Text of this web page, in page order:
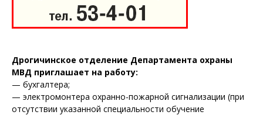
Дрогичинское отделение Департамента охраны
МВД приглашает на работу:
— бухгалтера;
— электромонтера охранно-пожарной сигнализации (при
отсутствии указанной специальности обучение